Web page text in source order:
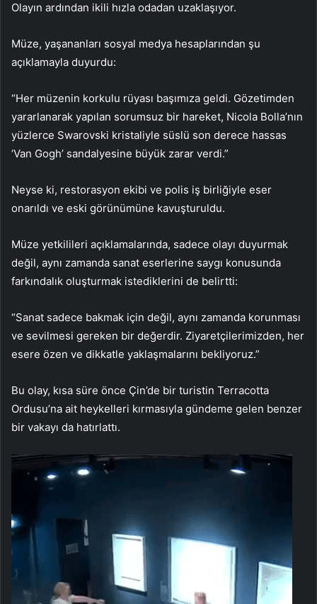
Olayın ardından ikili hızla odadan uzaklaşıyor.
Müze, yaşananları sosyal medya hesaplarından şu
açıklamayla duyurdu:
“Her müzenin korkulu rüyası başımıza geldi. Gözetimden
yararlanarak yapılan sorumsuz bir hareket, Nicola Bolla’nın
yüzlerce Swarovski kristaliyle süslü son derece hassas
‘Van Gogh’ sandalyesine büyük zarar verdi.”
Neyse ki, restorasyon ekibi ve polis iş birliğiyle eser
onarıldı ve eski görünümüne kavuşturuldu.
Müze yetkilileri açıklamalarında, sadece olayı duyurmak
değil, aynı zamanda sanat eserlerine saygı konusunda
farkındalık oluşturmak istediklerini de belirtti:
“Sanat sadece bakmak için değil, aynı zamanda korunması
ve sevilmesi gereken bir değerdir. Ziyaretçilerimizden, her
esere özen ve dikkatle yaklaşmalarını bekliyoruz.”
Bu olay, kısa süre önce Çin’de bir turistin Terracotta
Ordusu’na ait heykelleri kırmasıyla gündeme gelen benzer
bir vakayı da hatırlattı.